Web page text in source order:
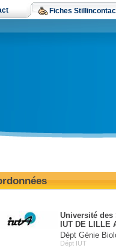
Fiches
Université des
IUT DE LILLE
Dépt Génie
Dépt IUT